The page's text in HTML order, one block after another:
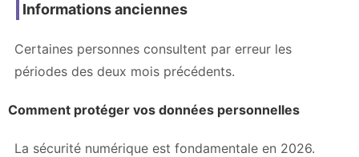
Informations anciennes
Certaines personnes consultent par erreur les
périodes des deux mois précédents.
Comment protéger vos données personnelles
La sécurité numérique est fondamentale en 2026.